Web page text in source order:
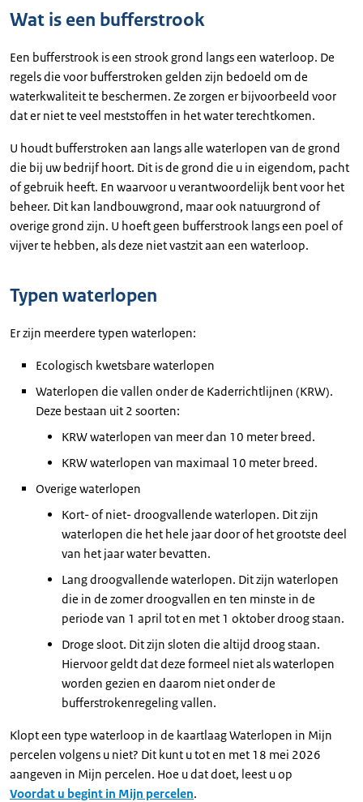
Wat is een bufferstrook
Een bufferstrook is een strook grond langs een waterloop. De
regels die voor bufferstroken gelden zijn bedoeld om de
waterkwaliteit te beschermen. Ze zorgen er bijvoorbeeld voor
dat er niet te veel meststoffen in het water terechtkomen.
U houdt bufferstroken aan langs alle waterlopen van de grond
die bij uw bedrijf hoort. Dit is de grond die u in eigendom, pacht
of gebruik heeft. En waarvoor u verantwoordelijk bent voor het
beheer. Dit kan landbouwgrond, maar ook natuurgrond of
overige grond zijn. U hoeft geen bufferstrook langs een poel of
vijver te hebben, als deze niet vastzit aan een waterloop.
Typen waterlopen
Er zijn meerdere typen waterlopen:
Ecologisch kwetsbare waterlopen
Waterlopen die vallen onder de Kaderrichtlijnen (KRW).
Deze bestaan uit 2 soorten:
KRW waterlopen van meer dan 10 meter breed.
KRW waterlopen van maximaal 10 meter breed.
Overige waterlopen
Kort- of niet- droogvallende waterlopen. Dit zijn
waterlopen die het hele jaar door of het grootste deel
van het jaar water bevatten.
Lang droogvallende waterlopen. Dit zijn waterlopen
die in de zomer droogvallen en ten minste in de
periode van 1 april tot en met 1 oktober droog staan.
Droge sloot. Dit zijn sloten die altijd droog staan.
Hiervoor geldt dat deze formeel niet als waterlopen
worden gezien en daarom niet onder de
bufferstrokenregeling vallen.
Klopt een type waterloop in de kaartlaag Waterlopen in Mijn
percelen volgens u niet? Dit kunt u tot en met 18 mei 2026
aangeven in Mijn percelen. Hoe u dat doet, leest u op
Voordat u begint in Mijn percelen.